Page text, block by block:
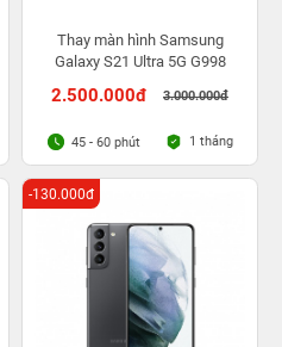
Thay màn hình Samsung
Galaxy S21 Ultra 5G G998
2.500.000đ 3.000.000đ
45 - 60 phút 1 tháng
-130.000đ